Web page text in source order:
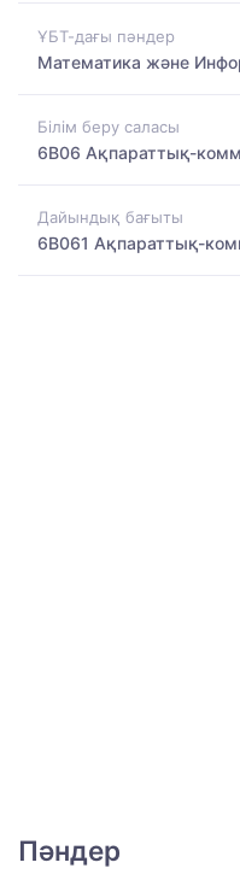
ҰБТ-дағы пәндер
Математика және
Білім беру саласы
6B06 Ақпараттық-
Дайындық бағыты
6B061 Ақпараттық-
Пәндер